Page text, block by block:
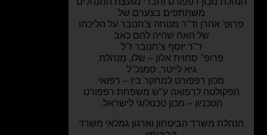
משתתפים בצערם של
אהרן וד"ר מנוחה צ'חנובר על הליכתו
של האח שהיה להם כאב
ד"ר יוסף צ'חנובר ז"ל
פרופ׳ סתוית אלון – שלו, מנהלת
גיא לייטר, סמנכ"ל
מכון רפפורט למחקר ביו – רפואי
לרפואה ע"ש משפחת רפפורט
הטכניון – מכון טכנולוגי לישראל.
משרד הביטחון וארגון גמלאי משרד